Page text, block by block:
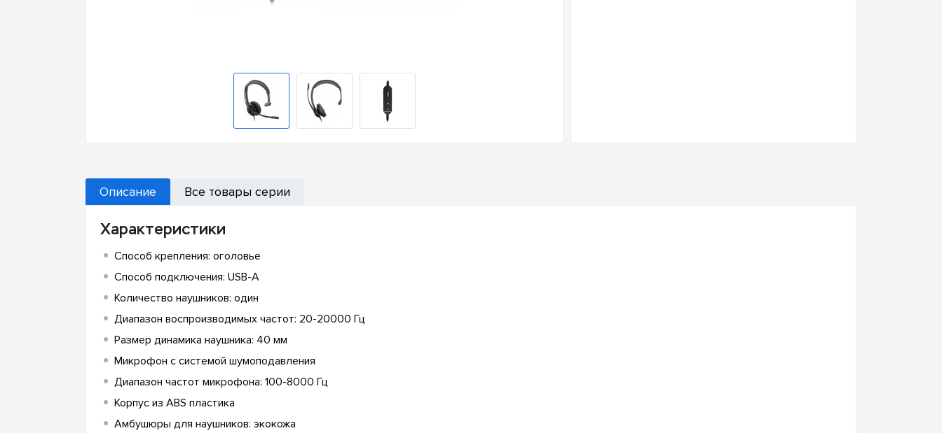
Описание Все товары серии
Характеристики
Способ крепления: оголовье
Способ подключения: USB-A
Количество наушников: один
Диапазон воспроизводимых частот: 20-20000 Гц
Размер динамика наушника: 40 мм
Микрофон с системой шумоподавления
Диапазон частот микрофона: 100-8000 Гц
Корпус из ABS пластика
Амбушюры для наушников: экокожа